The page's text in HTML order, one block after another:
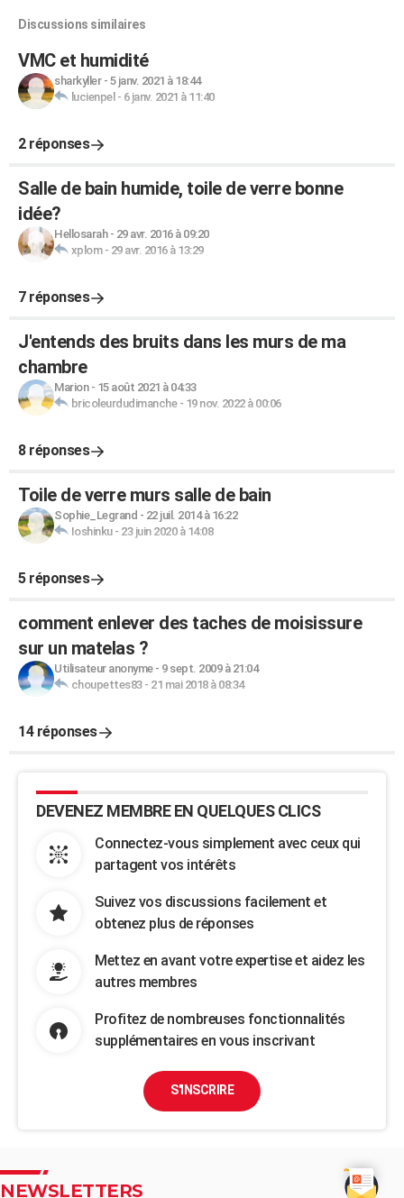
Discussions similaires
VMC et humidité
sharkyller- 5 janv. 2021 à 18:44
lucienpel - 6 janv. 2021 à 11:40
2 réponses
Salle de bain humide, toile de verre bonne
idée?
Hellosarah- 29 avr. 2016 à 09:20
xplom- 29 avr. 2016 à 13:29
7 réponses
J'entends des bruits dans les murs de ma
chambre
Marion- 15 août 2021 à 04:33
bricoleurdudimanche- 19 nov. 2022 à 00:06
8 réponses
Toile de verre murs salle de bain
Sophie_Legrand - 22 juil. 2014 à 16:22
Ioshinku- 23 juin 2020 à 14:08
5 réponses
comment enlever des taches de moisissure
sur un matelas ?
Utilisateur anonyme- 9 sept. 2009 à 21:04
choupettes83- 21 mai 2018 à 08:34
14 réponses
DEVENEZ MEMBRE EN QUELQUES CLICS
Connectez-vous simplement avec ceux qui
partagent vos intérêts
Suivez vos discussions facilement et
obtenez plus de réponses
Mettez en avant votre expertise et aidez les
autres membres
Profitez de nombreuses fonctionnalités
supplémentaires en vous inscrivant
S'INSCRIRE
NEWSLETTERS